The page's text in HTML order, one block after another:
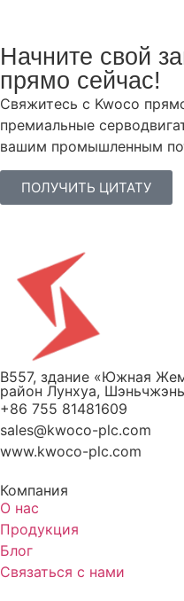
Начните свой
прямо сейчас!
Свяжитесь с Kwoco
премиальные
вашим промышленным
ПОЛУЧИТЬ ЦИТАТУ
B557, здание «Южная
район Лунхуа,
+86 755 81481609
sales@kwoco-plc.com
www.kwoco-plc.com
Компания
О нас
Продукция
Блог
Связаться с нами